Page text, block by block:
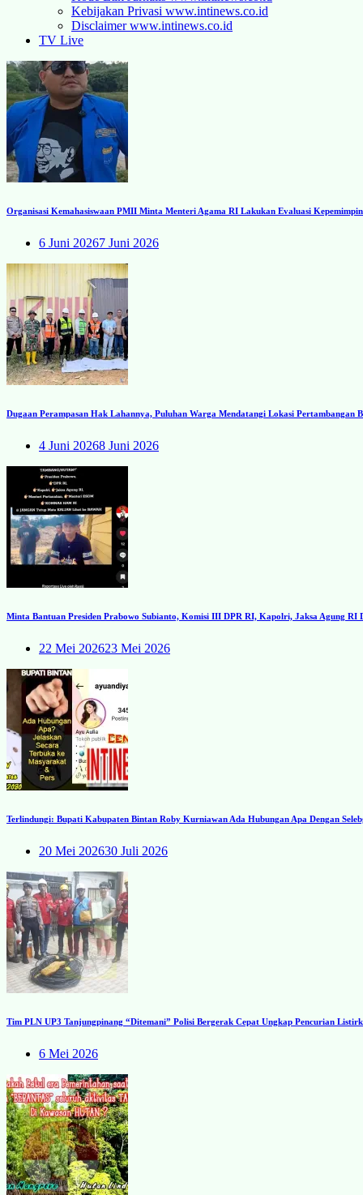
Kebijakan Privasi www.intinews.co.id
Disclaimer www.intinews.co.id
TV Live
Organisasi Kemahasiswaan PMII Minta Menteri Agama RI Lakukan Evaluasi
6 Juni 20267 Juni 2026
Dugaan Perampasan Hak Lahannya, Puluhan Warga Mendatangi Lokasi Pertambangan
4 Juni 20268 Juni 2026
Minta Bantuan Presiden Prabowo Subianto, Komisi III DPR RI, Kapolri, Jaksa Agung
22 Mei 202623 Mei 2026
Terlindungi: Bupati Kabupaten Bintan Roby Kurniawan Ada Hubungan Apa Dengan
20 Mei 202630 Juli 2026
Tim PLN UP3 Tanjungpinang “Ditemani” Polisi Bergerak Cepat Ungkap Pencurian Listirk
6 Mei 2026